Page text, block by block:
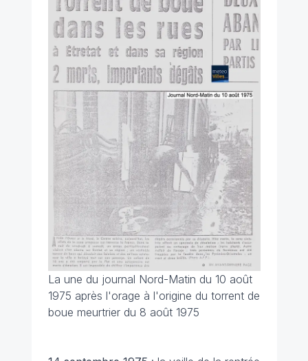
La une du journal Nord-Matin du 10 août
1975 après l'orage à l'origine du torrent de
boue meurtrier du 8 août 1975